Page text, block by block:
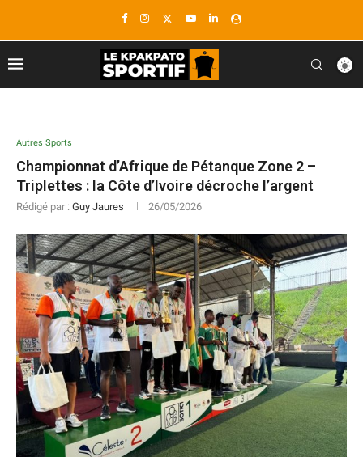
Autres Sports
Championnat d’Afrique de Pétanque Zone 2 –
Triplettes : la Côte d’Ivoire décroche l’argent
Rédigé par : Guy Jaures 26/05/2026